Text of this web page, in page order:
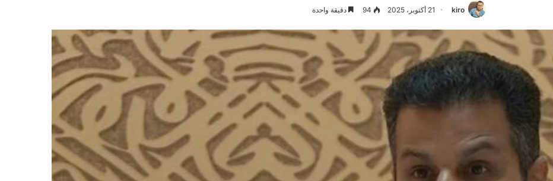
kiro 21 أكتوبر، 2025 94 دقيقة واحدة